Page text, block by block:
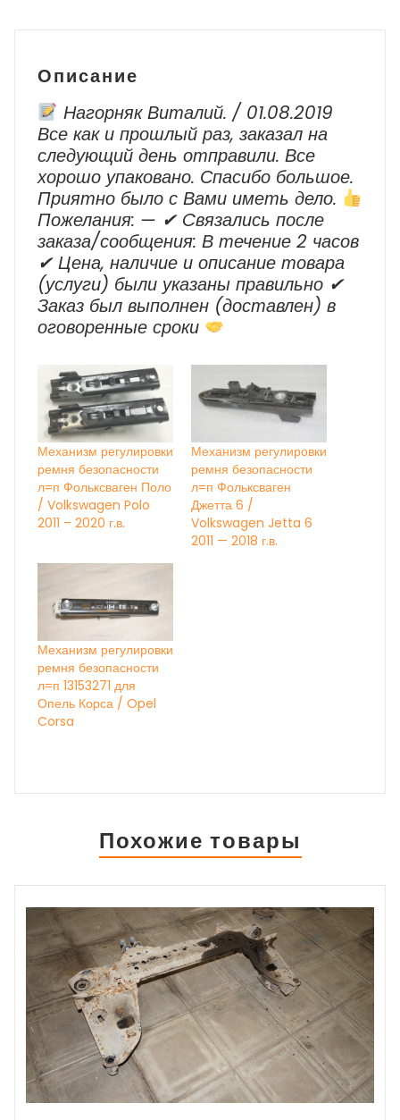
Описание
Нагорняк Виталий. / 01.08.2019
Все как и прошлый раз, заказал на
следующий день отправили. Все
хорошо упаковано. Спасибо большое.
Приятно было с Вами иметь дело.
Пожелания: — ✔ Cвязались после
заказа/сообщения: В течение 2 часов
✔ Цена, наличие и описание товара
(услуги) были указаны правильно ✔
Заказ был выполнен (доставлен) в
оговоренные сроки
Механизм регулировки
ремня безопасности
л=п Фольксваген Поло
/ Volkswagen Polo
2011 – 2020 г.в.
Механизм регулировки
ремня безопасности
л=п Фольксваген
Джетта 6 /
Volkswagen Jetta 6
2011 — 2018 г.в.
Механизм регулировки
ремня безопасности
л=п 13153271 для
Опель Корса / Opel
Corsa
Похожие товары